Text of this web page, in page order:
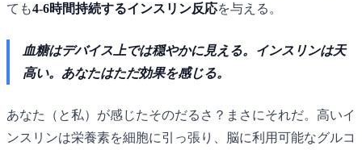
ても4-6時間持続するインスリン反応を与える。
血糖はデバイス上では穏やかに見える。インスリンは天
高い。あなたはただ効果を感じる。
あなた（と私）が感じたそのだるさ？まさにそれだ。高いイ
ンスリンは栄養素を細胞に引っ張り、脳に利用可能なグルコ